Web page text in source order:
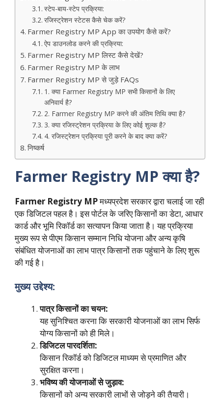
स्टेप-बाय-स्टेप प्रक्रिया:
रजिस्ट्रेशन स्टेटस कैसे चेक करें?
Farmer Registry MP App का उपयोग कैसे करें?
ऐप डाउनलोड करने की प्रक्रिया:
Farmer Registry MP लिस्ट कैसे देखें?
Farmer Registry MP के लाभ
Farmer Registry MP से जुड़े FAQs
1. क्या Farmer Registry MP सभी किसानों के लिए
अनिवार्य है?
2. Farmer Registry MP करने की अंतिम तिथि क्या है?
3. क्या रजिस्ट्रेशन प्रक्रिया के लिए कोई शुल्क है?
4. रजिस्ट्रेशन प्रक्रिया पूरी करने के बाद क्या करें?
निष्कर्ष
Farmer Registry MP क्या है?
Farmer Registry MPमध्यप्रदेश सरकार द्वारा चलाई जा रही
एक डिजिटल पहल है। इस पोर्टल के जरिए किसानों का डेटा, आधार
कार्ड और भूमि रिकॉर्ड का सत्यापन किया जाता है। यह प्रक्रिया
मुख्य रूप से पीएम किसान सम्मान निधि योजना और अन्य कृषि
संबंधित योजनाओं का लाभ पात्र किसानों तक पहुंचाने के लिए शुरू
की गई है।
मुख्य उद्देश्य:
पात्र किसानों का चयन:
यह सुनिश्चित करना कि सरकारी योजनाओं का लाभ सिर्फ
योग्य किसानों को ही मिले।
डिजिटल पारदर्शिता:
किसान रिकॉर्ड को डिजिटल माध्यम से प्रमाणित और
सुरक्षित करना।
भविष्य की योजनाओं से जुड़ाव:
किसानों को अन्य सरकारी लाभों से जोड़ने की तैयारी।